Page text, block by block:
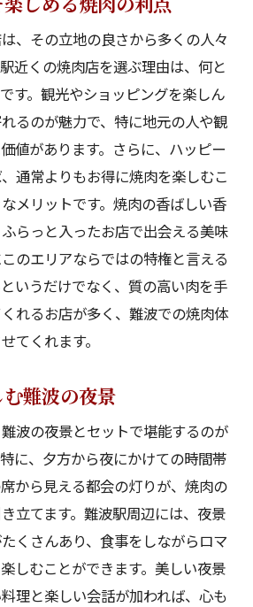
、その立地の良さから多くの人々
近くの焼肉店を選ぶ理由は、何と
す。観光やショッピングを楽しん
るのが魅力で、特に地元の人や観
値があります。さらに、ハッピー
通常よりもお得に焼肉を楽しむこ
メリットです。焼肉の香ばしい香
らっと入ったお店で出会える美味
のエリアならではの特権と言える
いうだけでなく、質の高い肉を手
れるお店が多く、難波での焼肉体
てくれます。
難波の夜景
波の夜景とセットで堪能するのが
に、夕方から夜にかけての時間帯
から見える都会の灯りが、焼肉の
立てます。難波駅周辺には、夜景
くさんあり、食事をしながらロマ
しむことができます。美しい夜景
理と楽しい会話が加われば、心も